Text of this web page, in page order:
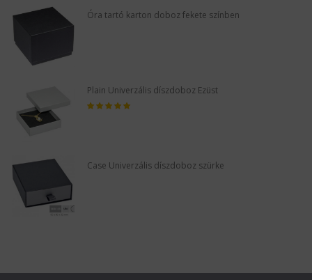
Óra tartó karton doboz fekete színben
Plain Univerzális díszdoboz Ezüst
Case Univerzális díszdoboz szürke